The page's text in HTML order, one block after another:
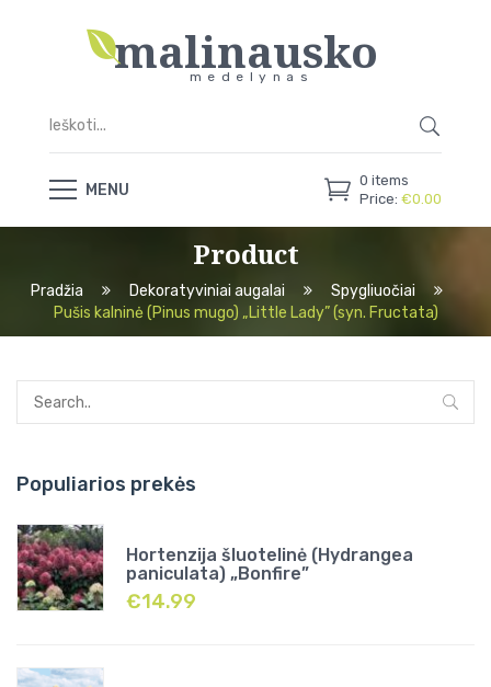
malinausko
medelynas
0 items
Price: €0.00
MENU
Product
Pradžia Dekoratyviniai augalai
Spygliuočiai
Pušis kalninė (Pinus mugo) „Little Lady” (syn. Fructata)
Populiarios prekės
Hortenzija šluotelinė (Hydrangea
paniculata) „Bonfire”
€14.99